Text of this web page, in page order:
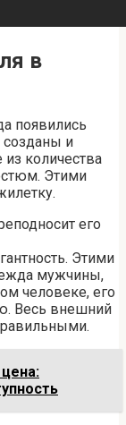
в
появились
созданы и
количества
Этими
его
Этими
мужчины,
человеке, его
Весь внешний